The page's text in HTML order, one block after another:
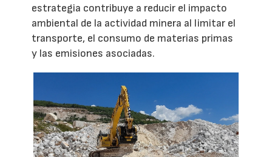
estrategia contribuye a reducir el impacto
ambiental de la actividad minera al limitar el
transporte, el consumo de materias primas
y las emisiones asociadas.